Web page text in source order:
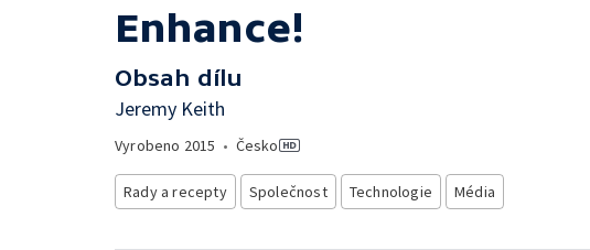
Enhance!
Obsah dílu
Jeremy Keith
Vyrobeno 2015 • Česko
Rady a recepty Společnost Technologie Média